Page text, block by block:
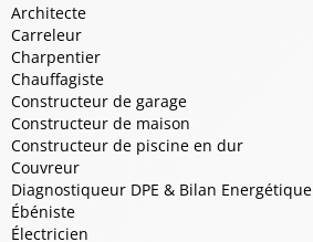
Architecte
Carreleur
Charpentier
Chauffagiste
Constructeur de garage
Constructeur de maison
Constructeur de piscine en dur
Couvreur
Diagnostiqueur DPE & Bilan Energétique
Ébéniste
Électricien